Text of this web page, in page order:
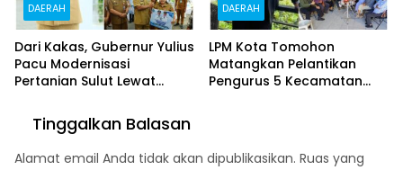
DAERAH
Dari Kakas, Gubernur Yulius
Pacu Modernisasi
Pertanian Sulut Lewat
Jagung
DAERAH
LPM Kota Tomohon
Matangkan Pelantikan
Pengurus 5 Kecamatan
Tinggalkan Balasan
Alamat email Anda tidak akan dipublikasikan. Ruas yang